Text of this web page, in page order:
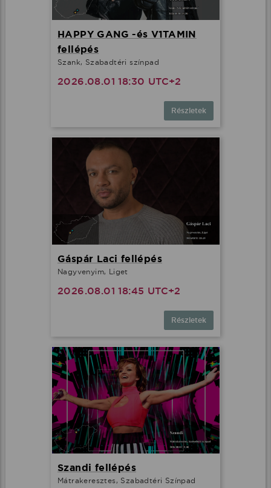
HAPPY GANG -és V1TAMIN
fellépés
Szank, Szabadtéri színpad
2026.08.01 18:30 UTC+2
Részletek
Gáspár Laci fellépés
Nagyvenyim, Liget
2026.08.01 18:45 UTC+2
Részletek
Szandi fellépés
Mátrakeresztes, Szabadtéri Színpad